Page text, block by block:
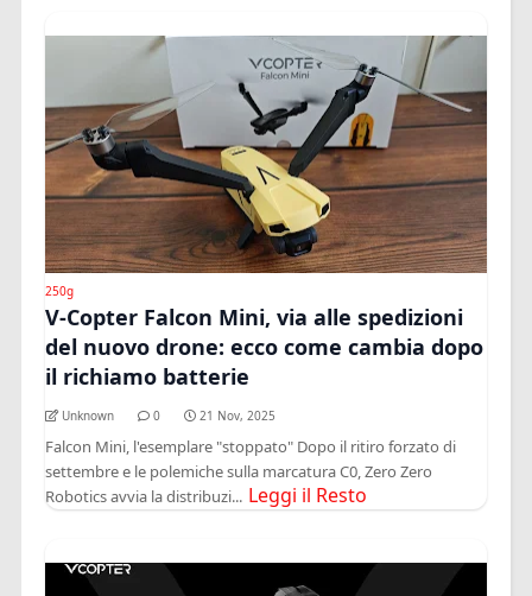
250g
V-Copter Falcon Mini, via alle spedizioni
del nuovo drone: ecco come cambia dopo
il richiamo batterie
Unknown 0 21 Nov, 2025
Falcon Mini, l'esemplare "stoppato" Dopo il ritiro forzato di
settembre e le polemiche sulla marcatura C0, Zero Zero
Robotics avvia la distribuzi... Leggi il Resto